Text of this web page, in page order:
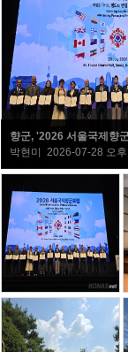
향군, '2026 서울국제향
박현미 2026-07-28 오